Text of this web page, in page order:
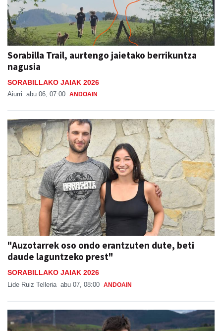
Sorabilla Trail, aurtengo jaietako berrikuntza
nagusia
SORABILLAKO JAIAK 2026
Aiurri abu 06, 07:00 ANDOAIN
"Auzotarrek oso ondo erantzuten dute, beti
daude laguntzeko prest"
SORABILLAKO JAIAK 2026
Lide Ruiz Telleria abu 07, 08:00 ANDOAIN